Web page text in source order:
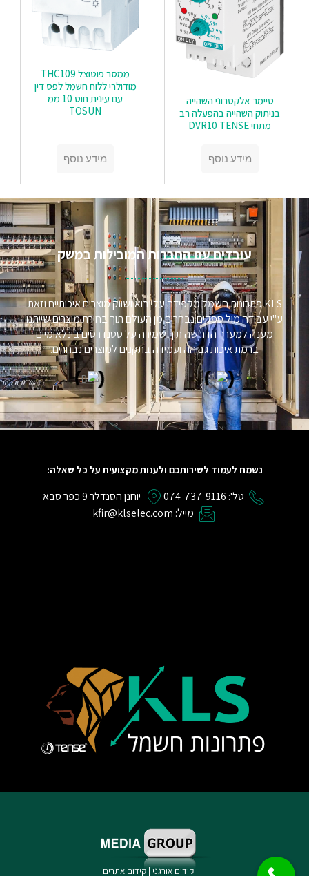
טיימר אלקטרוני השהייה
בניתוק השהייה בהפעלה רב
מתחי DVR10 TENSE
מידע נוסף
ממסר פוטוצל THC109
מודולרי ללוח חשמל לפס דין
עם עינית חוט 10 ממ
TOSUN
מידע נוסף
עובדים עם החברות המובילות במשק​
KLS פתרונות חשמל מקפידה על יבוא ושווק מוצרים איכותיים וזאת
ע"י עבודה מול ספקים נבחרים מן העולם תוך בחירת מוצרים שייתנו
מענה למערך הדרישה תוך שמירה על סטנדרטים בינלאומיים
ברמת איכות גבוהה ועמידה בתקנים למוצרים נבחרים.
נשמח לעמוד לשירותכם ולענות מקצועית על כל שאלה:
טל': 074-737-9116
יוחנן הסנדלר 9 כפר סבא
מייל: kfir@klselec.com
קידום אורגני | קידום אתרים